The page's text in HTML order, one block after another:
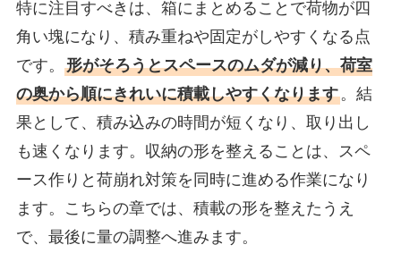
特に注目すべきは、箱にまとめることで荷物が四
角い塊になり、積み重ねや固定がしやすくなる点
です。 形がそろうとスペースのムダが減り、荷室
の奥から順にきれいに積載しやすくなります。結
果として、積み込みの時間が短くなり、取り出し
も速くなります。収納の形を整えることは、スペ
ース作りと荷崩れ対策を同時に進める作業になり
ます。こちらの章では、積載の形を整えたうえ
で、最後に量の調整へ進みます。